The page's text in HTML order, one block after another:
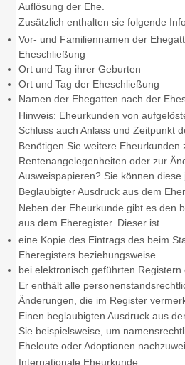
Auflösung der Ehe.
Zusätzlich enthalten sie folgende
Vor- und Familiennamen der
Eheschließung
Ort und Tag ihrer Geburten
Ort und Tag der Eheschließung
Namen der Ehegatten nach der
Hinweis: Eheurkunden von
Schluss auch Anlass und Zeitpunkt
Benötigen Sieweitere Eheurkunden
Rentenangelegenheiten oder zur
Ausweispapieren? Sie können diese
Beglaubigter Ausdruck aus dem
Neben der Eheurkunde gibt es den
aus dem Eheregister. Dieser ist
eine Kopie des Eintrags des beim
Eheregisters beziehungsweise
bei elektronisch geführten Registern
Er enthält alle
Änderungen, die im Register
Einen beglaubigten Ausdruck aus
Sie beispielsweise, um
Eheleute oder Adoptionen
Internationale Eheurkunde